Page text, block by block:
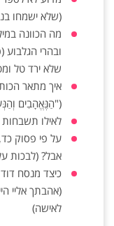
(שלא ישמחו
מה הכוונה
ובהרי הגלבוע
שלא ירד טל
איך מתאר
("הַנֶּאֱהָבִים
לאילו תשבחות
על פי פסוק
אבל? (לבכות
כיצד מנסח
(אהבתך אליי
לאישה)